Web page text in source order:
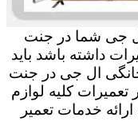
جی شما در جنت
داشته باشد باید
خانگی ال جی در جنت
تعمیرات کلیه لوازم
خدمات تعمیر